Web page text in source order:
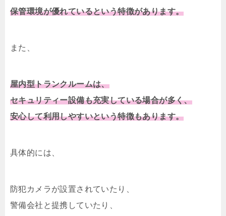
保管環境が優れているという特徴があります。
また、
屋内型トランクルームは、
セキュリティー設備も充実している場合が多く、
安心して利用しやすいという特徴もあります。
具体的には、
防犯カメラが設置されていたり、
警備会社と提携していたり、